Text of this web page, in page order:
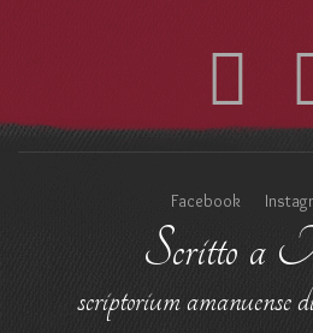
Facebook
Scritto a
scriptorium amanuense